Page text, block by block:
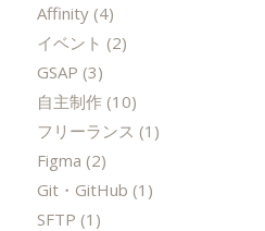
Affinity(4)
イベント (2)
GSAP (3)
自主制作(10)
フリーランス (1)
Figma (2)
Git・GitHub (1)
SFTP (1)